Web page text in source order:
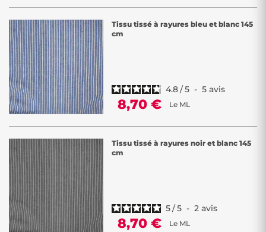
Tissu tissé à rayures bleu et blanc 145
cm
4.8/5 - 5 avis
8,70 € Le ML
Tissu tissé à rayures noir et blanc 145
cm
5/5 - 2 avis
8,70 € Le ML